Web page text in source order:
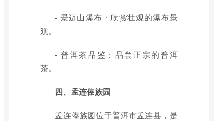
- 景迈山瀑布：欣赏壮观的瀑布景
观。
- 普洱茶品鉴：品尝正宗的普洱
茶。
四、孟连傣族园
孟连傣族园位于普洱市孟连县，是